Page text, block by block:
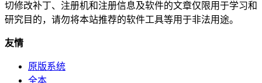
切修改补丁、注册机和注册信息及软件的文章仅限用于学习和
研究目的，请勿将本站推荐的软件工具等用于非法用途。
友情
原版系统
全本